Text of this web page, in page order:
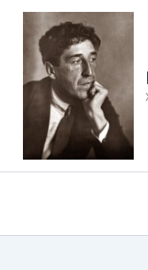
Перейти
содержимому